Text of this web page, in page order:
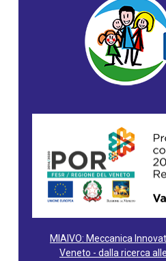
MIAIVO: Meccanica
Veneto - dalla ricerca